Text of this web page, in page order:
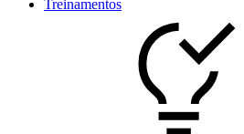
Treinamentos